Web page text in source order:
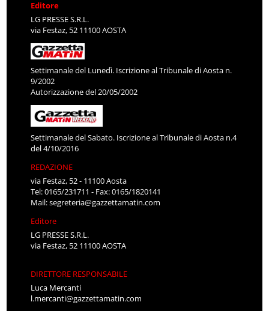
Editore
LG PRESSE S.R.L.
via Festaz, 52 11100 AOSTA
Settimanale del Lunedì. Iscrizione al Tribunale di Aosta n.
9/2002
Autorizzazione del 20/05/2002
Settimanale del Sabato. Iscrizione al Tribunale di Aosta n.4
del 4/10/2016
REDAZIONE
via Festaz, 52 - 11100 Aosta
Tel: 0165/231711 - Fax: 0165/1820141
Mail:segreteria@gazzettamatin.com
Editore
LG PRESSE S.R.L.
via Festaz, 52 11100 AOSTA
DIRETTORE RESPONSABILE
Luca Mercanti
l.mercanti@gazzettamatin.com